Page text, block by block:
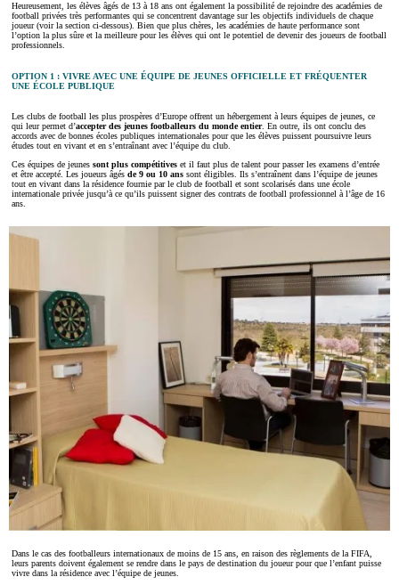
Heureusement, les élèves âgés de 13 à 18 ans ont également la possibilité de rejoindre des académies de
football privées très performantes qui se concentrent davantage sur les objectifs individuels de chaque
joueur (voir la section ci-dessous). Bien que plus chères, les académies de haute performance sont
l’option la plus sûre et la meilleure pour les élèves qui ont le potentiel de devenir des joueurs de football
professionnels.
OPTION 1 : VIVRE AVEC UNE ÉQUIPE DE JEUNES OFFICIELLE ET FRÉQUENTER
UNE ÉCOLE PUBLIQUE
Les clubs de football les plus prospères d’Europe offrent un hébergement à leurs équipes de jeunes, ce
qui leur permet d’accepter des jeunes footballeurs du monde entier. En outre, ils ont conclu des
accords avec de bonnes écoles publiques internationales pour que les élèves puissent poursuivre leurs
études tout en vivant et en s’entraînant avec l’équipe du club.
Ces équipes de jeunes sont plus compétitives et il faut plus de talent pour passer les examens d’entrée
et être accepté. Les joueurs âgés de 9 ou 10 ans sont éligibles. Ils s’entraînent dans l’équipe de jeunes
tout en vivant dans la résidence fournie par le club de football et sont scolarisés dans une école
internationale privée jusqu’à ce qu’ils puissent signer des contrats de football professionnel à l’âge de 16
ans.
Dans le cas des footballeurs internationaux de moins de 15 ans, en raison des règlements de la FIFA,
leurs parents doivent également se rendre dans le pays de destination du joueur pour que l’enfant puisse
vivre dans la résidence avec l’équipe de jeunes.